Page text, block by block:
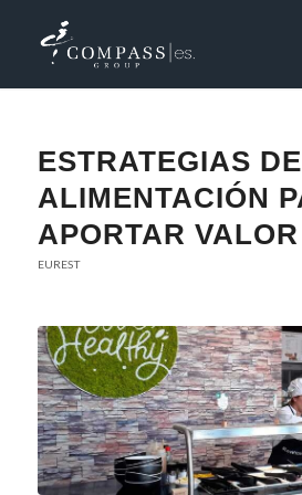
ESTRATEGIAS DE
ALIMENTACIÓN
APORTAR VALOR
EUREST